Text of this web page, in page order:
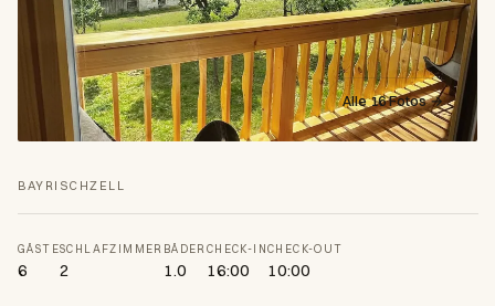
Alle 16 Fotos →
BAYRISCHZELL
GÄSTE
6
SCHLAFZIMMER
2
BÄDER
1.0
CHECK-IN
16:00
CHECK-OUT
10:00